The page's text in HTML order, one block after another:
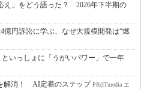
え」をどう語った？ 2026年下半期の
億円訴訟に学ぶ、なぜ大規模開発は“燃
いっしょに「うがいパワー」で一年
解消！ AI定着のステップPR(ITmedia エ